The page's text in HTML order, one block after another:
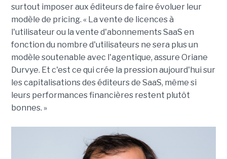
surtout imposer aux éditeurs de faire évoluer leur
modèle de pricing. « La vente de licences à
l'utilisateur ou la vente d'abonnements SaaS en
fonction du nombre d'utilisateurs ne sera plus un
modèle soutenable avec l'agentique, assure Oriane
Durvye. Et c'est ce qui crée la pression aujourd'hui sur
les capitalisations des éditeurs de SaaS, même si
leurs performances financières restent plutôt
bonnes. »